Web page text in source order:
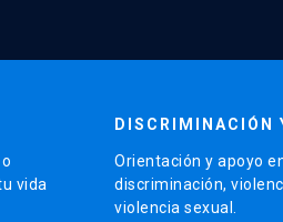
vida
DISCRIMINACIÓN
Orientación y apoyo
discriminación,
violencia sexual.